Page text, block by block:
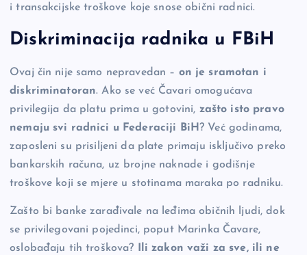
i transakcijske troškove koje snose obični radnici.
Diskriminacija radnika u FBiH
Ovaj čin nije samo nepravedan – on je sramotan i
diskriminatoran. Ako se već Čavari omogućava
privilegija da platu prima u gotovini, zašto isto pravo
nemaju svi radnici u Federaciji BiH? Već godinama,
zaposleni su prisiljeni da plate primaju isključivo preko
bankarskih računa, uz brojne naknade i godišnje
troškove koji se mjere u stotinama maraka po radniku.
Zašto bi banke zarađivale na leđima običnih ljudi, dok
se privilegovani pojedinci, poput Marinka Čavare,
oslobađaju tih troškova?
Ili zakon važi za sve, ili ne